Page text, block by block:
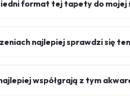
format tej tapety do mojej
najlepiej sprawdzi się
współgrają z tym